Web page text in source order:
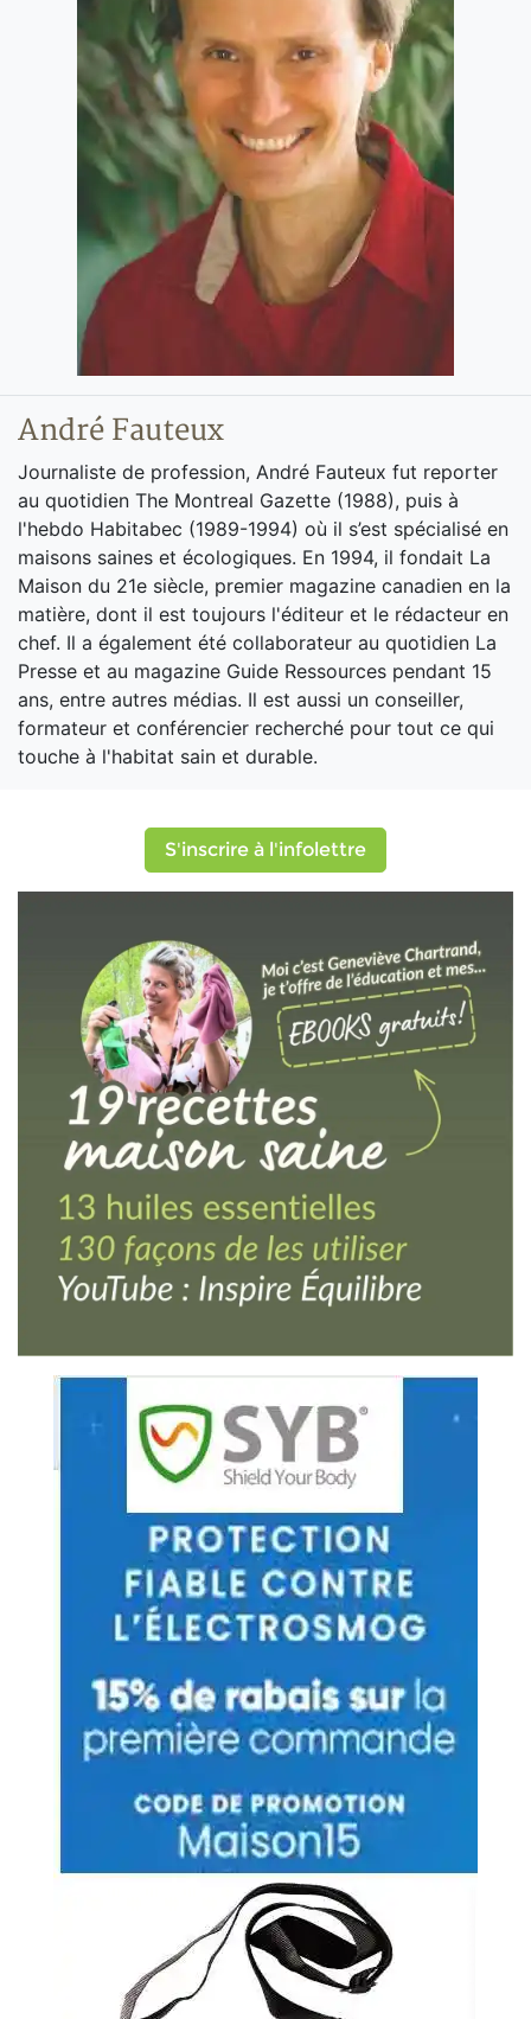
André Fauteux
Journaliste de profession, André Fauteux fut reporter
au quotidien The Montreal Gazette (1988), puis à
l'hebdo Habitabec (1989-1994) où il s’est spécialisé en
maisons saines et écologiques. En 1994, il fondait La
Maison du 21e siècle, premier magazine canadien en la
matière, dont il est toujours l'éditeur et le rédacteur en
chef. Il a également été collaborateur au quotidien La
Presse et au magazine Guide Ressources pendant 15
ans, entre autres médias. Il est aussi un conseiller,
formateur et conférencier recherché pour tout ce qui
touche à l'habitat sain et durable.
S'inscrire à l'infolettre